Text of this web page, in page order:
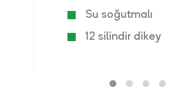
Su soğutmalı
12 silindir dikey